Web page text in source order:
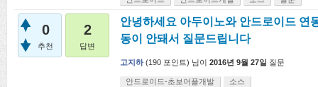
0
추천
2
답변
안녕하세요 아두이노와 안드로이드 연
동이 안돼서 질문드립니다
고지하 (190 포인트) 님이 2016년 9월 27일 질문
안드로이드-초보어플개발 소스